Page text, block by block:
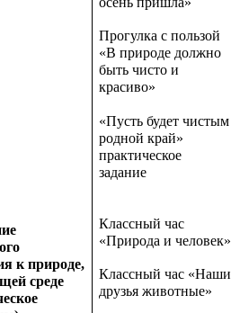
к природе,
среде
Прогулка с пользой
«В природе должно
быть чисто и
красиво»
«Пусть будет чистым
родной край»
практическое
задание
Классный час
«Природа и человек»
Классный час «Наши
друзья животные»